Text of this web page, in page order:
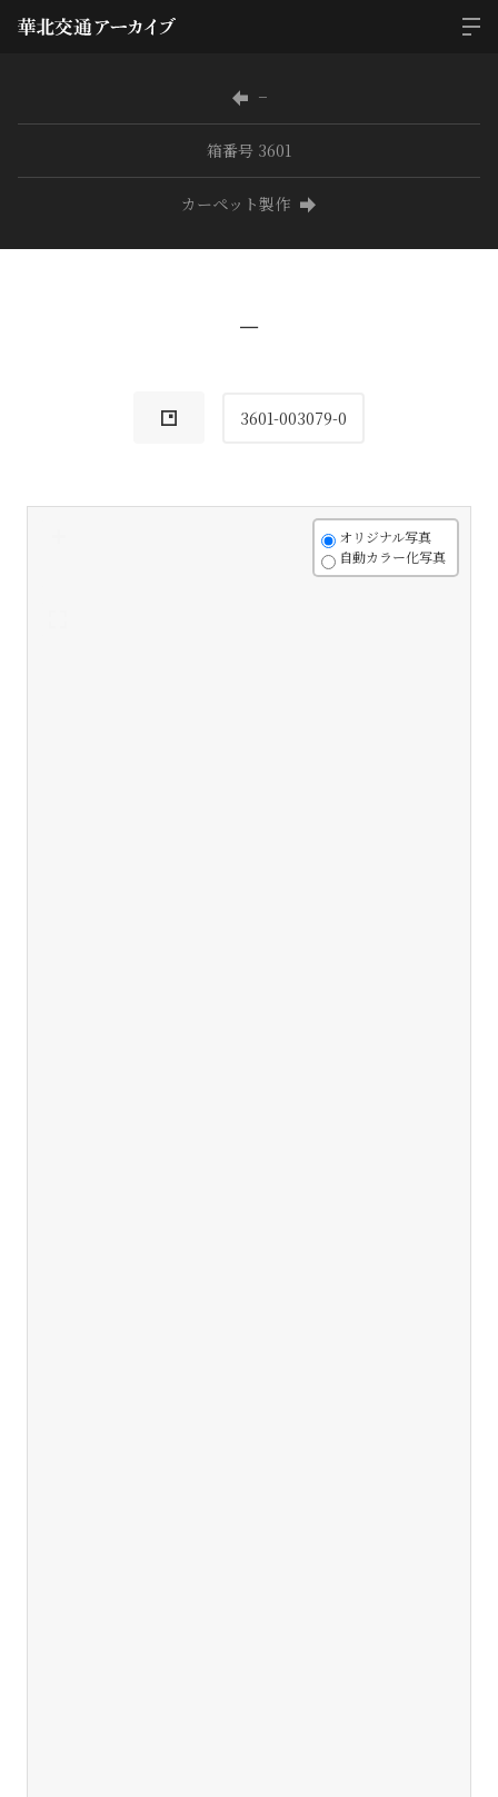
−
箱番号 3601
カーペット製作
−
3601-003079-0
オリジナル写真
自動カラー化写真